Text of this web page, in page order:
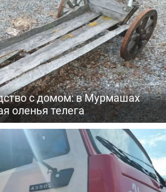
с домом: в Мурмашах
оленья телега